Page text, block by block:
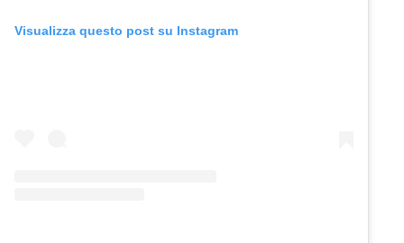
Visualizza questo post su Instagram